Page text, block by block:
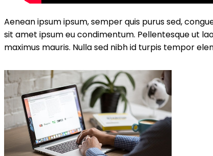
Aenean ipsum ipsum, semper quis purus sed,
sit amet ipsum eu condimentum. Pellentesque ut
maximus mauris. Nulla sed nibh id turpis tempor